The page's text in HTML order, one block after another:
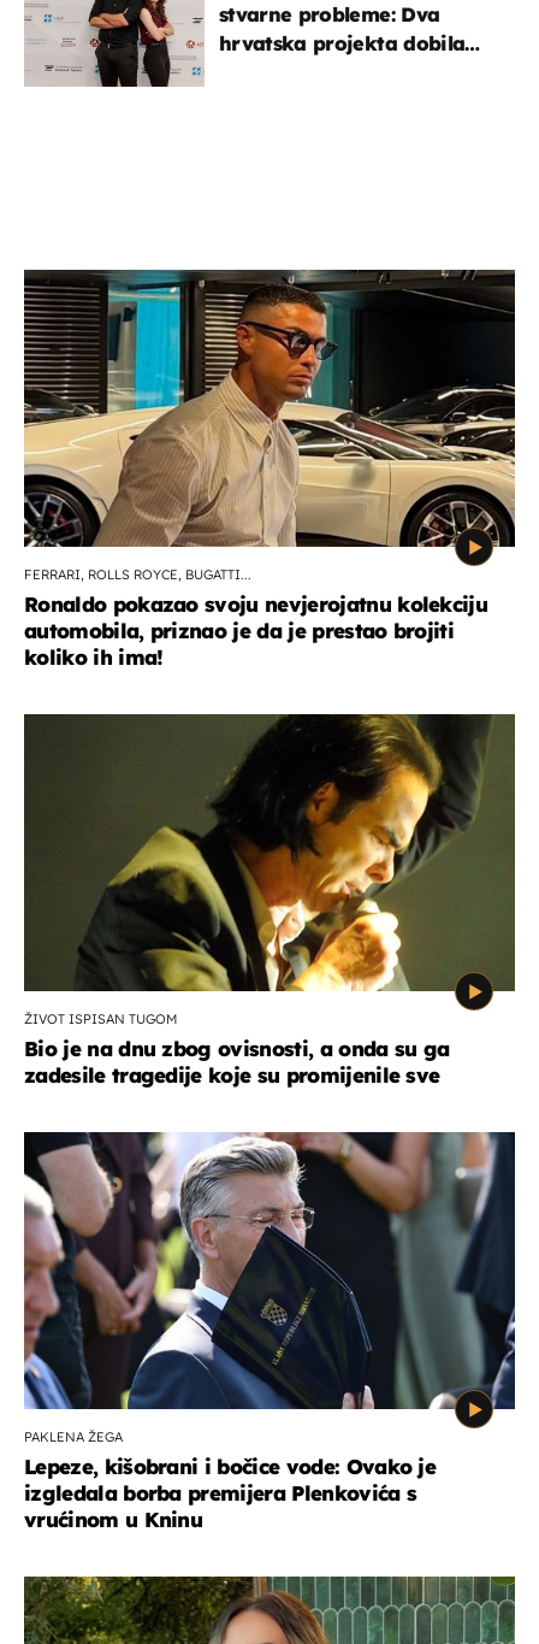
stvarne probleme: Dva
hrvatska projekta dobila
FERRARI, ROLLS ROYCE, BUGATTI...
Ronaldo pokazao svoju nevjerojatnu kolekciju
automobila, priznao je da je prestao brojiti
koliko ih ima!
ŽIVOT ISPISAN TUGOM
Bio je na dnu zbog ovisnosti, a onda su ga
zadesile tragedije koje su promijenile sve
PAKLENA ŽEGA
Lepeze, kišobrani i bočice vode: Ovako je
izgledala borba premijera Plenkovića s
vrućinom u Kninu